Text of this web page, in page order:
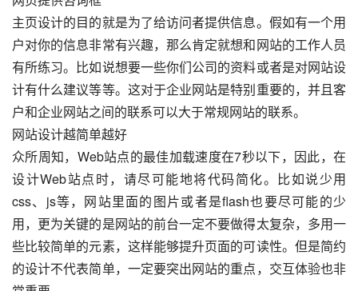
主页设计的目的就是为了给访问者提供信息。假如有一个用
户对你的信息非常有兴趣，那么肯定就想和网站的工作人员
有所练习。比如说想要一些你们公司的资料或者是对网站设
计有什么建议等等。这对于企业网站是特别重要的，并且客
户和企业网站之间的联系可以大于常规网站的联系。
网站设计越简单越好
众所周知，Web站点的最佳加载速度在7秒以下，因此，在
设计Web站点时，请尽可能地将代码简化。比如说少用
css、js等，网站里面的图片或者是flash也要尽可能的少
用，更为关键的是网站的前台一定不要做得太复杂，多用一
些比较简单的元素，这样能够提升页面的可读性。但是简约
的设计不代表简单，一定要突出网站的重点，交互体验也非